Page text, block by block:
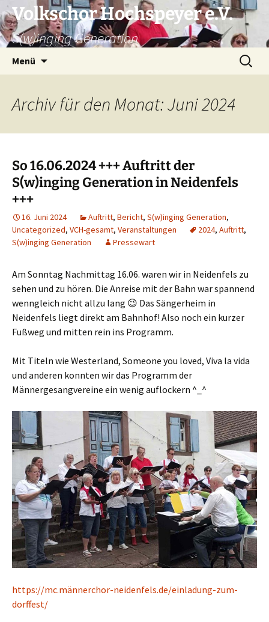
Zum
Inhalt
springen
Volkschor Hochspeyer e.V.
S(w)inging Generation
Menü
Suche
nach:
Archiv für den Monat: Juni 2024
So 16.06.2024 +++ Auftritt der
S(w)inging Generation in Neidenfels
+++
16. Juni 2024 Auftritt, Bericht, S(w)inging Generation,
Uncategorized, VCH-gesamt, Veranstaltungen 2024, Auftritt,
S(w)inging Generation
Pressewart
Am Sonntag Nachmittag 16.06. waren wir in Neidenfels zu
sehen und zu hören. Die Anreise mit der Bahn war spannend
wenngleich nicht allzu lang 😉 Das Sängerheim in
Neidenfels liegt direkt am Bahnhof! Also noch ein kurzer
Fußweg und mitten rein ins Programm.
Mit Titeln wie Westerland, Someone you loved, Viva la vida
und anderen konnten wir das Programm der
Männergesangvereine ein wenig auflockern ^_^
https://mc.männerchor-neidenfels.de/einladung-zum-
dorffest/